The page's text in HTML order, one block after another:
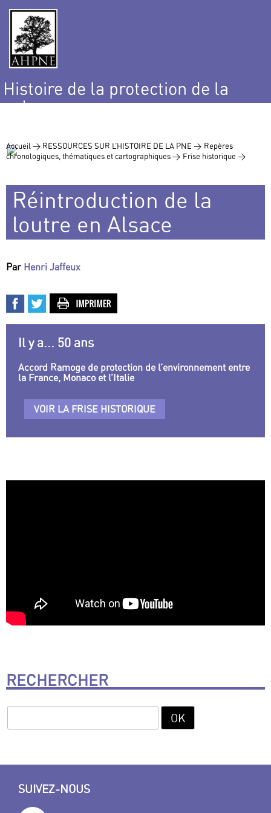
Histoire de la protection de la
nature
Accueil > RESSOURCES SUR L’HISTOIRE DE LA PNE > Repères
chronologiques, thématiques et cartographiques > Frise historique >
Réintroduction de la
loutre en Alsace
Par Henri Jaffeux
Il y a... 50 ans
Accord Ramoge de protection de l’environnement entre
la France, Monaco et l’Italie
VOIR LA FRISE HISTORIQUE
RECHERCHER
SUIVEZ-NOUS